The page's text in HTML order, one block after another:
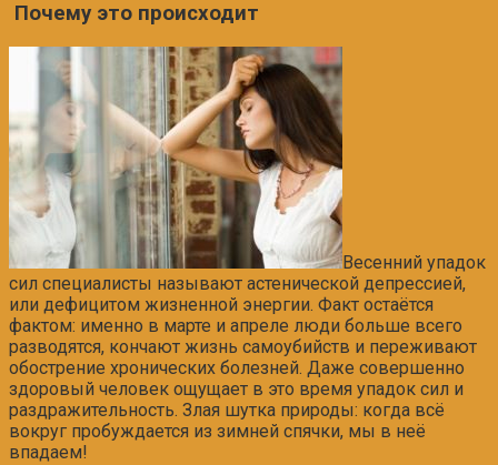
Почему это происходит
Весенний упадок
сил специалисты называют астенической депрессией,
или дефицитом жизненной энергии. Факт остаётся
фактом: именно в марте и апреле люди больше всего
разводятся, кончают жизнь самоубийств и переживают
обострение хронических болезней. Даже совершенно
здоровый человек ощущает в это время упадок сил и
раздражительность. Злая шутка природы: когда всё
вокруг пробуждается из зимней спячки, мы в неё
впадаем!